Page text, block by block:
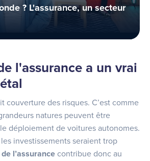
? L'assurance, un secteur
l'assurance a un vrai
couverture des risques. C’est comme
natures peuvent être
déploiement de voitures autonomes.
investissements seraient trop
l’assurance contribue donc au